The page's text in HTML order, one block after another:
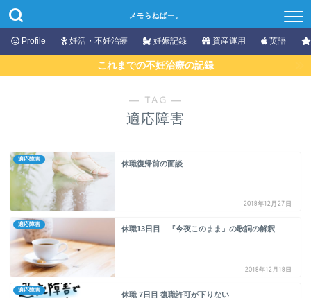
メモらねばー。
Profile 妊活・不妊治療 妊娠記録 資産運用 英語
これまでの不妊治療の記録
― TAG ―
適応障害
適応障害
休職復帰前の面談
2018年12月27日
適応障害
休職13日目 『今夜このまま』の歌詞の解釈
2018年12月18日
適応障害
休職 7日目 復職許可が下りない